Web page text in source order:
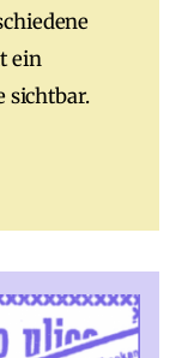
ein
sichtbar.